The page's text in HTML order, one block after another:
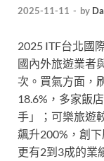
2025-11-11 - by
2025 ITF台北國
國內外旅遊業者
次。買氣方面，
18.6%，多家飯
手」；可樂旅遊
飆升200%，創
更有2到3成的業